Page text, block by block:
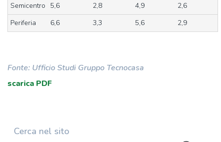
Semicentro 5,6 2,8 4,9
2,6
Periferia
6,6 3,3 5,6 2,9
Fonte: Ufficio Studi Gruppo Tecnocasa
scarica PDF
Cerca nel sito